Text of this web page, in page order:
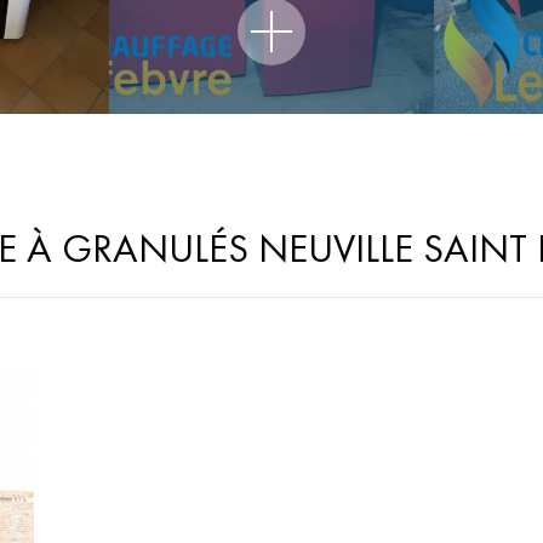
À GRANULÉS NEUVILLE SAINT